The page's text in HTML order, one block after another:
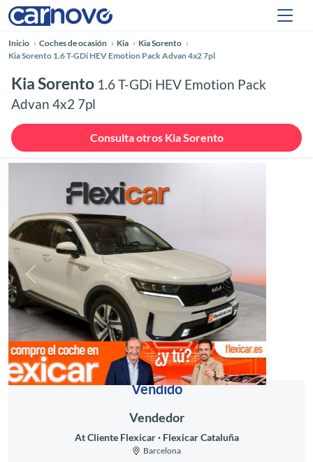
Inicio Coches de ocasión Kia
Kia Sorento
Kia Sorento 1.6 T-GDi HEV Emotion Pack Advan 4x2 7pl
Kia Sorento 1.6 T-GDi HEV Emotion Pack
Advan 4x2 7pl
Consulta otros Kia Sorento
Anterior
Vendido
Vendedor
At Cliente Flexicar Flexicar Cataluña
Barcelona